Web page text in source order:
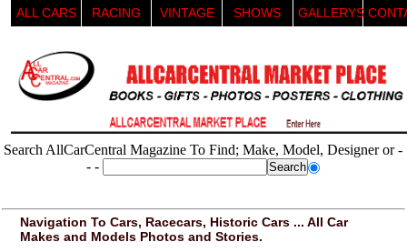
ALL CARS RACING VINTAGE SHOWS GALLERYS
Search AllCarCentral Magazine To Find; Make, Model, Designer or -
- -
Navigation To Cars, Racecars, Historic Cars ... All Car
Makes and Models Photos and Stories.